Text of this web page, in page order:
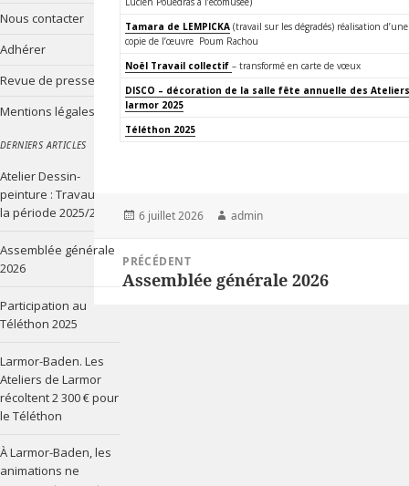
Nous contacter
Adhérer
Revue de presse
Mentions légales
DERNIERS ARTICLES
Atelier Dessin-
peinture : Travaux de
la période 2025/2026
Assemblée générale
2026
Participation au
Téléthon 2025
Larmor-Baden. Les
Ateliers de Larmor
récoltent 2 300 € pour
le Téléthon
À Larmor-Baden, les
animations ne
Tamara de LEMPICKA (travail sur les dégradés) réalisation d’une
copie de l’œuvre Poum Rachou
Noël Travail collectif– transformé en carte de vœux
DISCO – décoration de la salle fête annuelle des
larmor 2025
Téléthon 2025
Publié
6 juillet 2026 Auteur
admin
Navigation
PRÉCÉDENT
Article
précédent :
Assemblée générale 2026